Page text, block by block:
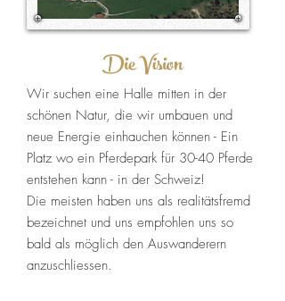
Die Vision
Wir suchen eine Halle mitten in der
schönen Natur, die wir umbauen und
neue Energie einhauchen können - Ein
Platz wo ein Pferdepark für 30-40 Pferde
entstehen kann - in der Schweiz!
Die meisten haben uns als realitätsfremd
bezeichnet und uns empfohlen uns so
bald als möglich den Auswanderern
anzuschliessen.